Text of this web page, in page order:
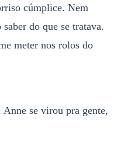
cúmplice. Nem
do que se tratava.
meter nos rolos do
se virou pra gente,